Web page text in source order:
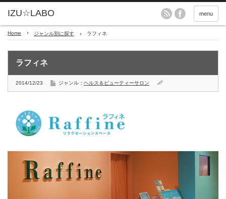
menu
Home ジャンル別に探す ラフィネ
ラフィネ
2014/12/23 ジャンル： ヘルス＆ビューティーサロン